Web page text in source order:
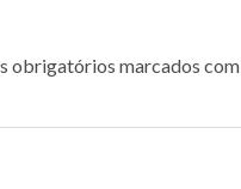
obrigatórios marcados com